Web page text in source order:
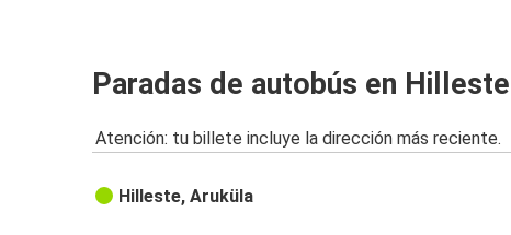
Paradas de autobús en Hilleste
Atención: tu billete incluye la dirección más reciente.
Hilleste, Aruküla